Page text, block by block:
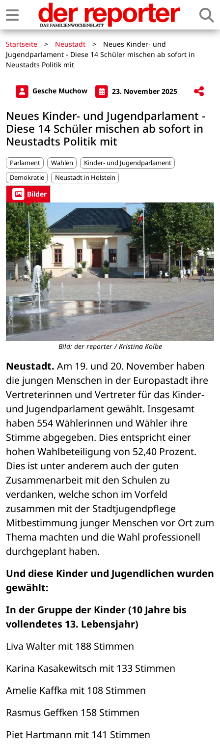
Startseite > Neustadt >
Neues Kinder- und
Jugendparlament - Diese 14 Schüler mischen ab sofort in
Neustadts Politik mit
Gesche Muchow 23. November 2025
Neues Kinder- und Jugendparlament -
Diese 14 Schüler mischen ab sofort in
Neustadts Politik mit
Parlament Wahlen
Kinder- und Jugendparlament
Demokratie
Neustadt in Holstein
Bilder
Bild: der reporter / Kristina Kolbe
Neustadt. Am 19. und 20. November haben
die jungen Menschen in der Europastadt ihre
Vertreterinnen und Vertreter für das Kinder-
und Jugendparlament gewählt. Insgesamt
haben 554 Wählerinnen und Wähler ihre
Stimme abgegeben. Dies entspricht einer
hohen Wahlbeteiligung von 52,40 Prozent.
Dies ist unter anderem auch der guten
Zusammenarbeit mit den Schulen zu
verdanken, welche schon im Vorfeld
zusammen mit der Stadtjugendpflege
Mitbestimmung junger Menschen vor Ort zum
Thema machten und die Wahl professionell
durchgeplant haben.
Und diese Kinder und Jugendlichen wurden
gewählt:
In der Gruppe der Kinder (10 Jahre bis
vollendetes 13. Lebensjahr)
Liva Walter mit 188 Stimmen
Karina Kasakewitsch mit 133 Stimmen
Amelie Kaffka mit 108 Stimmen
Rasmus Geffken 158 Stimmen
Piet Hartmann mit 141 Stimmen